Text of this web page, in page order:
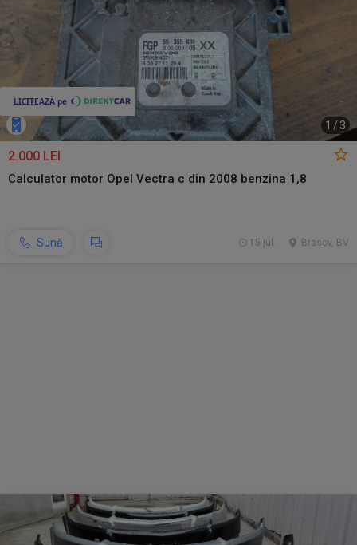
1 / 3
2.000 LEI
Calculator motor Opel Vectra c din 2008 benzina 1,8
Sună Brasov, BV
15 jul.